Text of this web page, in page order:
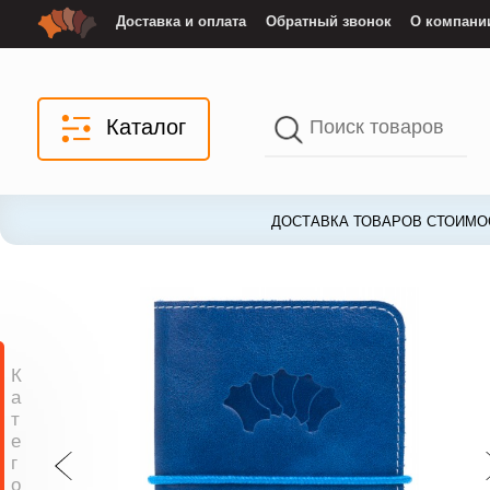
Доставка и оплата Обратный звонок О
Каталог
ДОСТАВКА ТОВАРОВ
К
а
т
е
г
о